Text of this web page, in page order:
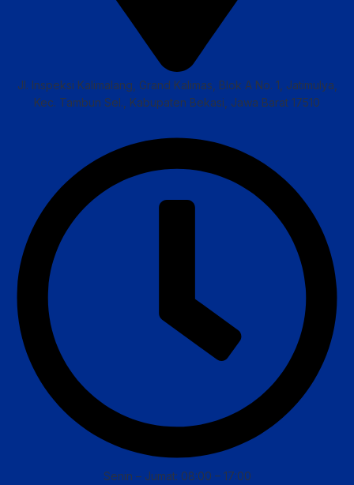
Jl. Inspeksi Kalimalang, Grand Kalimas, Blok A No. 1, Jatimulya,
Kec. Tambun Sel., Kabupaten Bekasi, Jawa Barat 17510
Senin – Jumat: 08:00 – 17:00